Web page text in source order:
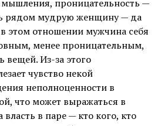
проницательность —
рядом мудрую женщину — да
этом отношении мужчина себя
менее проницательным,
вещей. Из-за этого
чувство некой
неполноценности в
что может выражаться в
власть в паре — кто кого, кто